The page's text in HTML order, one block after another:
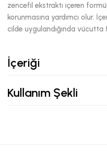
zencefil ekstraktı içeren
korunmasına yardımcı olur.
cilde uygulandığında vücutta
İçeriği
Kullanım Şekli